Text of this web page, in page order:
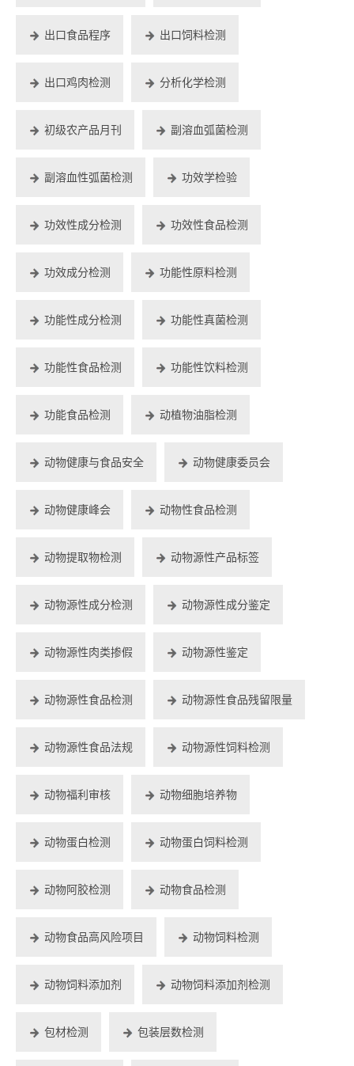
出口食品程序 出口饲料检测
出口鸡肉检测 分析化学检测
初级农产品月刊 副溶血弧菌检测
副溶血性弧菌检测 功效学检验
功效性成分检测 功效性食品检测
功效成分检测 功能性原料检测
功能性成分检测 功能性真菌检测
功能性食品检测 功能性饮料检测
功能食品检测 动植物油脂检测
动物健康与食品安全 动物健康委员会
动物健康峰会 动物性食品检测
动物提取物检测 动物源性产品标签
动物源性成分检测 动物源性成分鉴定
动物源性肉类掺假 动物源性鉴定
动物源性食品检测 动物源性食品残留限量
动物源性食品法规 动物源性饲料检测
动物福利审核 动物细胞培养物
动物蛋白检测 动物蛋白饲料检测
动物阿胶检测 动物食品检测
动物食品高风险项目 动物饲料检测
动物饲料添加剂 动物饲料添加剂检测
包材检测 包装层数检测